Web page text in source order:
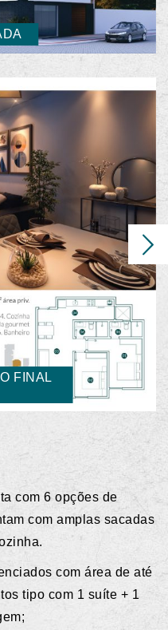
03
Next
com 6 opções de
com amplas sacadas
com área de até
tipo com 1 suíte + 1